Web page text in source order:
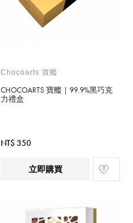
Chocoarts 寶艦
CHOCOARTS 寶艦｜99.9%黑巧克
力禮盒
NT$ 350
立即購買